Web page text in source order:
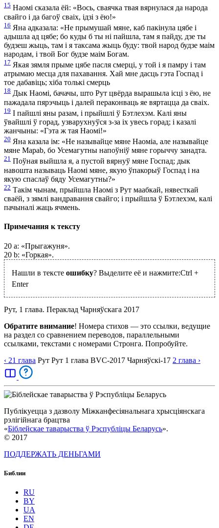
15 Наомі сказала ёй: «Вось, сваячка твая вярнулася да народа
свайго і да багоў сваіх, ідзі з ёю!»
16 Яна адказала: «Не прымушай мяне, каб пакінула цябе і
адышла ад цябе; бо куды б ты ні пайшла, там я пайду, дзе ты
будзеш жыць, там і я таксама жыць буду: твой народ будзе маім
народам, і твой Бог будзе маім Богам.
17 Якая зямля прыме цябе пасля смерці, у той і я памру і там
атрымаю месца для пахавання. Хай мне дасць гэта Госпад і
тое дабавіць; хіба толькі смерць
18 Дык Наомі, бачачы, што Рут цвёрда вырашыла ісці з ёю, не
пажадала пярэчыць і далей пераконваць яе вяртацца да сваіх.
19 І пайшлі яны разам, і прыйшлі ў Бэтлехэм. Калі яны
ўвайшлі ў горад, узварухнуўся з-за іх увесь горад; і казалі
жанчыны: «Гэта ж тая Наомі!»
20 Яна казала ім: «Не называйце мяне Наоміa, але называйце
мяне Мараb, бо Усемагутны напоўніў мяне горыччу занадта.
21 Поўная выйшла я, а пустой вярнуў мяне Госпад; дык
навошта называць Наомі мяне, якую ўпакорыў Госпад і на
якую спаслаў бяду Усемагутны?»
22 Такім чынам, прыйшла Наомі з Рут маабкай, нявесткай
сваёй, з зямлі вандравання свайго; і прыйшла ў Бэтлехэм, калі
пачыналі жаць ячмень.
Примечания к тексту
20 a: «Прыгажуня».
20 b: «Горкая».
Нашли в тексте ошибку? Выделите её и нажмите:Ctrl +
Enter
Рут, 1 глава. Пераклад Чарняўскага 2017
Обратите внимание! Номера стихов — это ссылки, ведущие
на раздел со сравнением переводов, параллельными
ссылками, текстами с номерами Стронга. Попробуйте.
‹ 21 глава Рут Рут 1 глава BVC-2017 Чарняўскі-17 2 глава ›
Публікуецца з дазволу Міжканфесіянальнага хрысціянскага
рэлігійнага брацтва
«Біблейскае таварыства ў Рэспубліцы Беларусь».
© 2017
ПОДДЕРЖАТЬ ДЕНЬГАМИ
Библии
RU
BY
UA
EN